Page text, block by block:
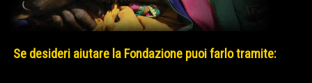
Se desideri aiutare la Fondazione puoi farlo tramite: